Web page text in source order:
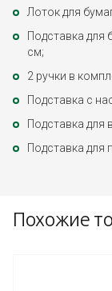
Лоток для
Подставка для
см;
2 ручки в
Подставка с
Подставка для
Подставка для
Похожие